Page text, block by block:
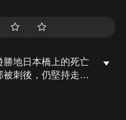
地日本橋上的死亡
刺後，仍堅持走到
自展開調查，抽絲